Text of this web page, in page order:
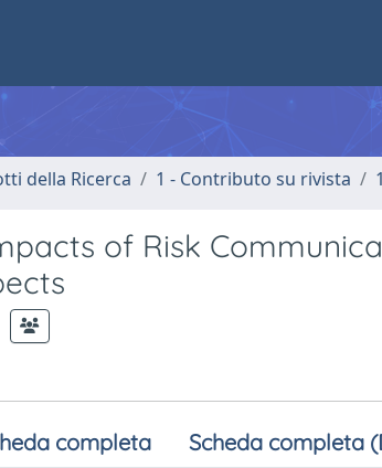
della Ricerca 1 - Contributo su rivista
of Risk
completa Scheda completa